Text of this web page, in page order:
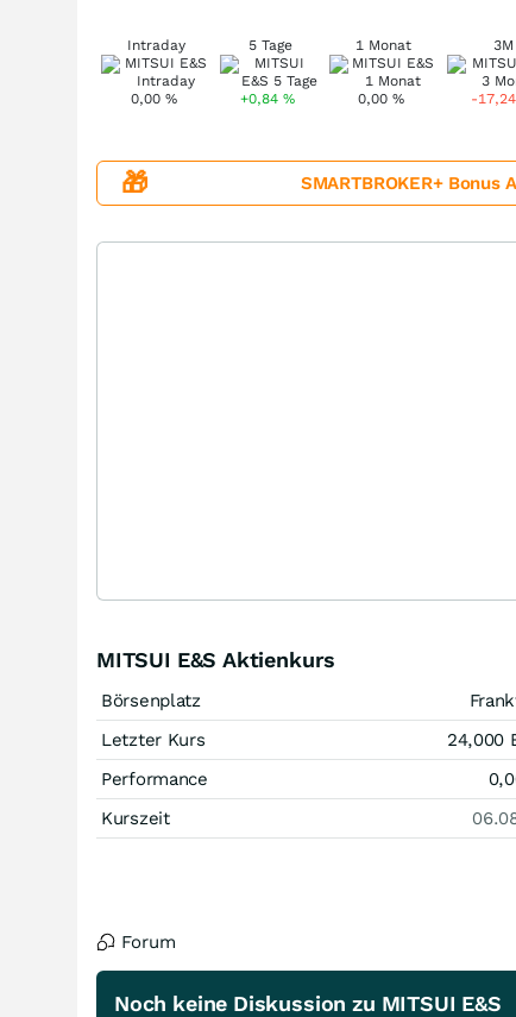
Intraday
0,00 %
5 Tage
+0,84%
1 Monat
0,00%
3M
-17,24
🎁 SMARTBROKER+
MITSUI E&S Aktienkurs
Börsenplatz
Letzter Kurs
24,000
Performance
Kurszeit
Forum
Noch keine Diskussion zu MITSUI E&S